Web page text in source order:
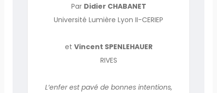
Par Didier CHABANET
Université Lumière Lyon II-CERIEP
et Vincent SPENLEHAUER
RIVES
L’enfer est pavé de bonnes intentions,